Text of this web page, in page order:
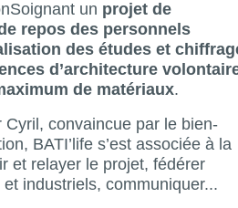
un projet de
repos des personnels
des études et
d’architecture
de matériaux.
convaincue par le bien-
BATI’life s’est associée à la
et relayer le projet, fédérer
industriels, communiquer...